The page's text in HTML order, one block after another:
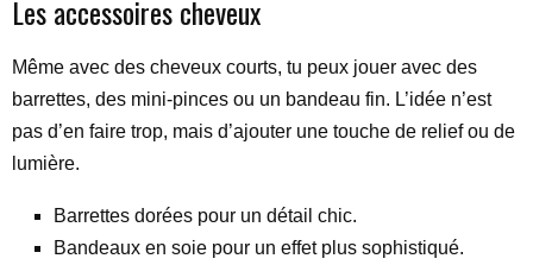
Les accessoires cheveux
Même avec des cheveux courts, tu peux jouer avec des
barrettes, des mini-pinces ou un bandeau fin. L’idée n’est
pas d’en faire trop, mais d’ajouter une touche de relief ou de
lumière.
Barrettes dorées pour un détail chic.
Bandeaux en soie pour un effet plus sophistiqué.